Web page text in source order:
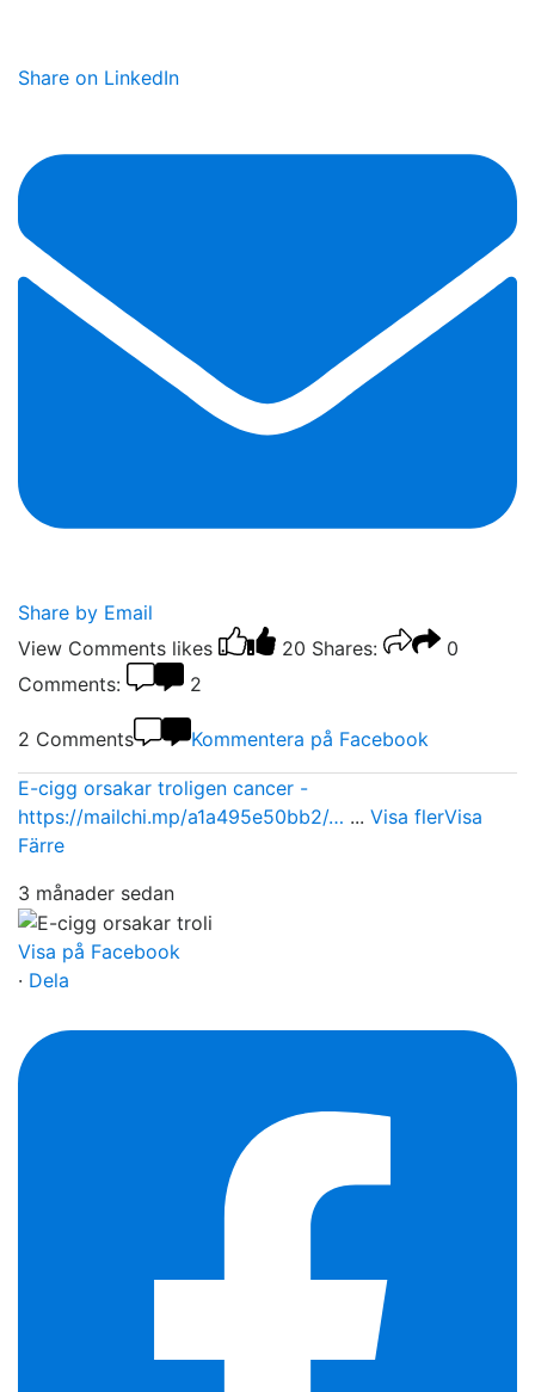
Share on LinkedIn
Share by Email
View Comments likes 20 Shares:
0
Comments:
2
2 Comments Kommentera på Facebook
E-cigg orsakar troligen cancer -
https://mailchi.mp/a1a495e50bb2/… ... Visa flerVisa
Färre
3 månader sedan
Visa på Facebook
· Dela